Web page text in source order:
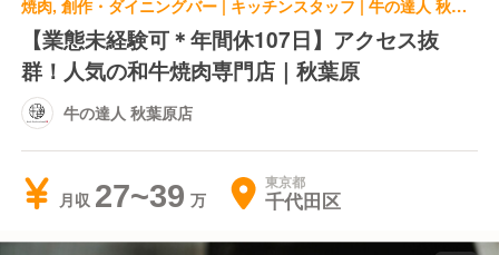
焼肉, 創作・ダイニングバー | キッチンスタッフ | 牛の達人 秋葉原店
【業態未経験可＊年間休107日】アクセス抜
群！人気の和牛焼肉専門店｜秋葉原
牛の達人 秋葉原店
月収 27~39 東京都
千代田区